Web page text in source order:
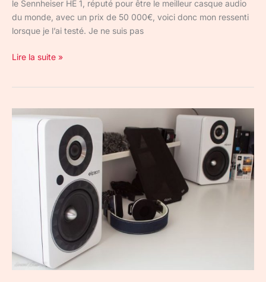
le Sennheiser HE 1, réputé pour être le meilleur casque audio
du monde, avec un prix de 50 000€, voici donc mon ressenti
lorsque je l’ai testé. Je ne suis pas
Lire la suite »
Une
alternative
Prestige
BT